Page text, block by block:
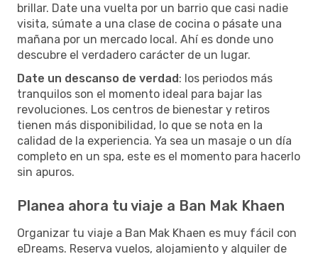
brillar. Date una vuelta por un barrio que casi nadie
visita, súmate a una clase de cocina o pásate una
mañana por un mercado local. Ahí es donde uno
descubre el verdadero carácter de un lugar.
Date un descanso de verdad: los periodos más
tranquilos son el momento ideal para bajar las
revoluciones. Los centros de bienestar y retiros
tienen más disponibilidad, lo que se nota en la
calidad de la experiencia. Ya sea un masaje o un día
completo en un spa, este es el momento para hacerlo
sin apuros.
Planea ahora tu viaje a Ban Mak Khaen
Organizar tu viaje a Ban Mak Khaen es muy fácil con
eDreams. Reserva vuelos, alojamiento y alquiler de